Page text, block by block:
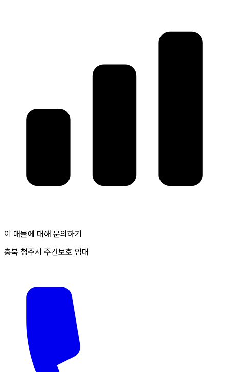
이 매물에 대해 문의하기
충북 청주시 주간보호 임대